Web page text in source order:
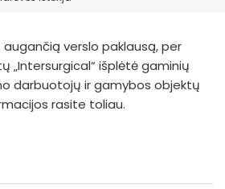
English
verslo paklausą, per
„Intersurgical“ išplėtė gaminių
darbuotojų ir gamybos objektų
rasite toliau.